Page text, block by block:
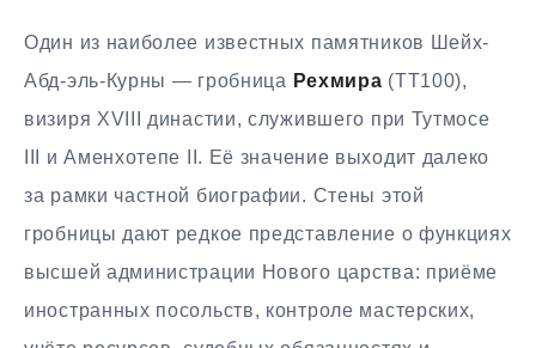
Один из наиболее известных памятников Шейх-
Абд-эль-Курны — гробница Рехмира (TT100),
визиря XVIII династии, служившего при Тутмосе
III и Аменхотепе II. Её значение выходит далеко
за рамки частной биографии. Стены этой
гробницы дают редкое представление о функциях
высшей администрации Нового царства: приёме
иностранных посольств, контроле мастерских,